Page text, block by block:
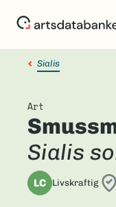
Sialis
Art
Sialis
LC Livskraftig